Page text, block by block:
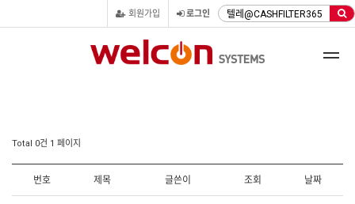
회원가입 로그인
Total 0건 1 페이지
번호 제목 글쓴이 조회 날짜